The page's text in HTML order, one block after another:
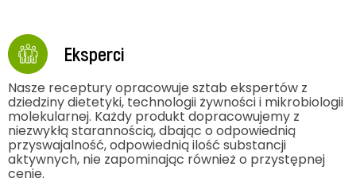
Eksperci
Nasze receptury opracowuje sztab ekspertów z
dziedziny dietetyki, technologii żywności i mikrobiologii
molekularnej. Każdy produkt dopracowujemy z
niezwykłą starannością, dbając o odpowiednią
przyswajalność, odpowiednią ilość substancji
aktywnych, nie zapominając również o przystępnej
cenie.